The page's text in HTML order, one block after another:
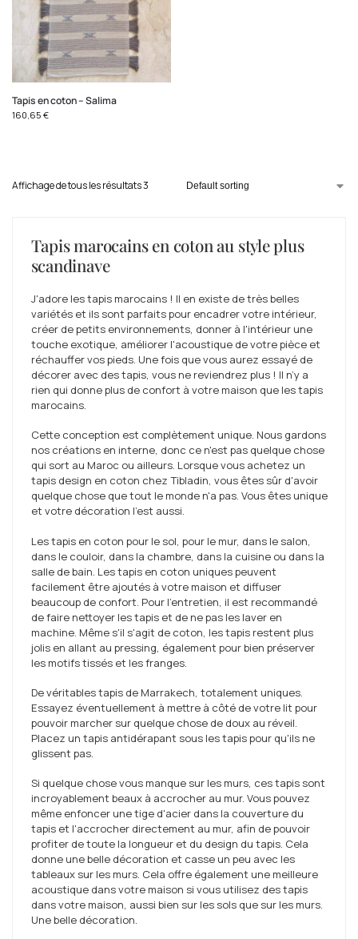
Tapis en coton – Salima
160,65 €
Affichage de tous les résultats 3
Tapis marocains en coton au style plus
scandinave
J'adore les tapis marocains ! Il en existe de très belles
variétés et ils sont parfaits pour encadrer votre intérieur,
créer de petits environnements, donner à l'intérieur une
touche exotique, améliorer l'acoustique de votre pièce et
réchauffer vos pieds. Une fois que vous aurez essayé de
décorer avec des tapis, vous ne reviendrez plus ! Il n’y a
rien qui donne plus de confort à votre maison que les tapis
marocains.
Cette conception est complètement unique. Nous gardons
nos créations en interne, donc ce n'est pas quelque chose
qui sort au Maroc ou ailleurs. Lorsque vous achetez un
tapis design en coton chez Tibladin, vous êtes sûr d'avoir
quelque chose que tout le monde n'a pas. Vous êtes unique
et votre décoration l'est aussi.
Les tapis en coton pour le sol, pour le mur, dans le salon,
dans le couloir, dans la chambre, dans la cuisine ou dans la
salle de bain. Les tapis en coton uniques peuvent
facilement être ajoutés à votre maison et diffuser
beaucoup de confort. Pour l'entretien, il est recommandé
de faire nettoyer les tapis et de ne pas les laver en
machine. Même s'il s'agit de coton, les tapis restent plus
jolis en allant au pressing, également pour bien préserver
les motifs tissés et les franges.
De véritables tapis de Marrakech, totalement uniques.
Essayez éventuellement à mettre à côté de votre lit pour
pouvoir marcher sur quelque chose de doux au réveil.
Placez un tapis antidérapant sous les tapis pour qu'ils ne
glissent pas.
Si quelque chose vous manque sur les murs, ces tapis sont
incroyablement beaux à accrocher au mur. Vous pouvez
même enfoncer une tige d'acier dans la couverture du
tapis et l'accrocher directement au mur, afin de pouvoir
profiter de toute la longueur et du design du tapis. Cela
donne une belle décoration et casse un peu avec les
tableaux sur les murs. Cela offre également une meilleure
acoustique dans votre maison si vous utilisez des tapis
dans votre maison, aussi bien sur les sols que sur les murs.
Une belle décoration.